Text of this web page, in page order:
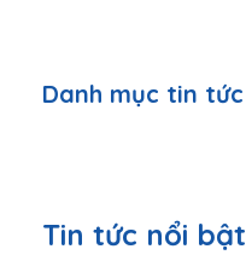
Danh mục tin tức
Tin tức nổi bật